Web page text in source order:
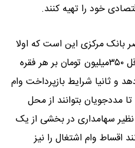
خود را تهیه کنند.
بانک مرکزی این است که اولا
مبلغ فردی وام اشتغال را به حداقل ۳۵۰میلیون تومان بر هر فقره
و ثانیا شرایط بازپرداخت وام
بازگرداند تا مددجویان بتوانند از محل
سهامداری در بخشی از یک
اقساط وام اشتغال را نیز